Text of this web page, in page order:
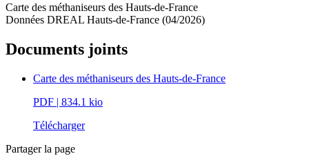
Carte des méthaniseurs des Hauts-de-France
Données DREAL Hauts-de-France (04/2026)
Documents joints
Carte des méthaniseurs des Hauts-de-France
PDF | 834.1 kio
Télécharger
Partager la page